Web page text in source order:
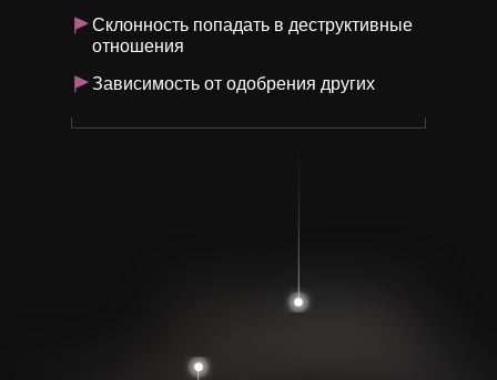
Склонность попадать в деструктивные
отношения
Зависимость от одобрения других